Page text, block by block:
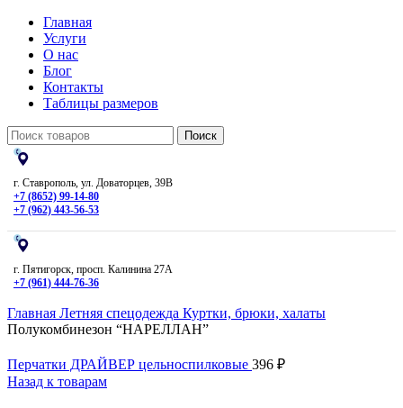
Главная
Услуги
О нас
Блог
Контакты
Таблицы размеров
Поиск
г. Ставрополь, ул. Доваторцев, 39В
+7 (8652) 99-14-80
+7 (962) 443-56-53
г. Пятигорск, просп. Калинина 27А
+7 (961) 444-76-36
Главная Летняя спецодежда Куртки, брюки, халаты
Полукомбинезон “НАРЕЛЛАН”
Перчатки ДРАЙВЕР цельноспилковые 396 ₽
Назад к товарам